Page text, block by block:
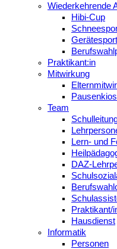
Wiederkehrende
Hibi-Cup
Praktikant:in
Mitwirkung
Team
Lern- und
DAZ-
Praktikant/
Hausdienst
Informatik
Personen